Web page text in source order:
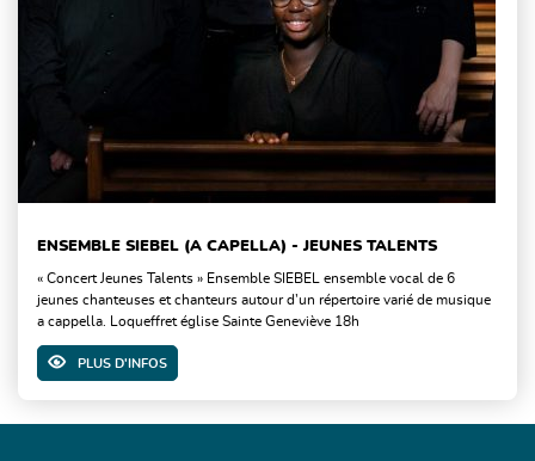
ENSEMBLE SIEBEL (A CAPELLA) - JEUNES TALENTS
« Concert Jeunes Talents » Ensemble SIEBEL ensemble vocal de 6
jeunes chanteuses et chanteurs autour d’un répertoire varié de musique
a cappella. Loqueffret église Sainte Geneviève 18h
PLUS D'INFOS